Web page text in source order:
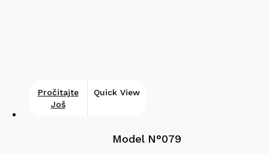
Pročitajte
Još
Quick View
Model N°079